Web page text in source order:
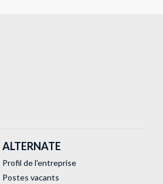
ALTERNATE
Profil de l'entreprise
Postes vacants